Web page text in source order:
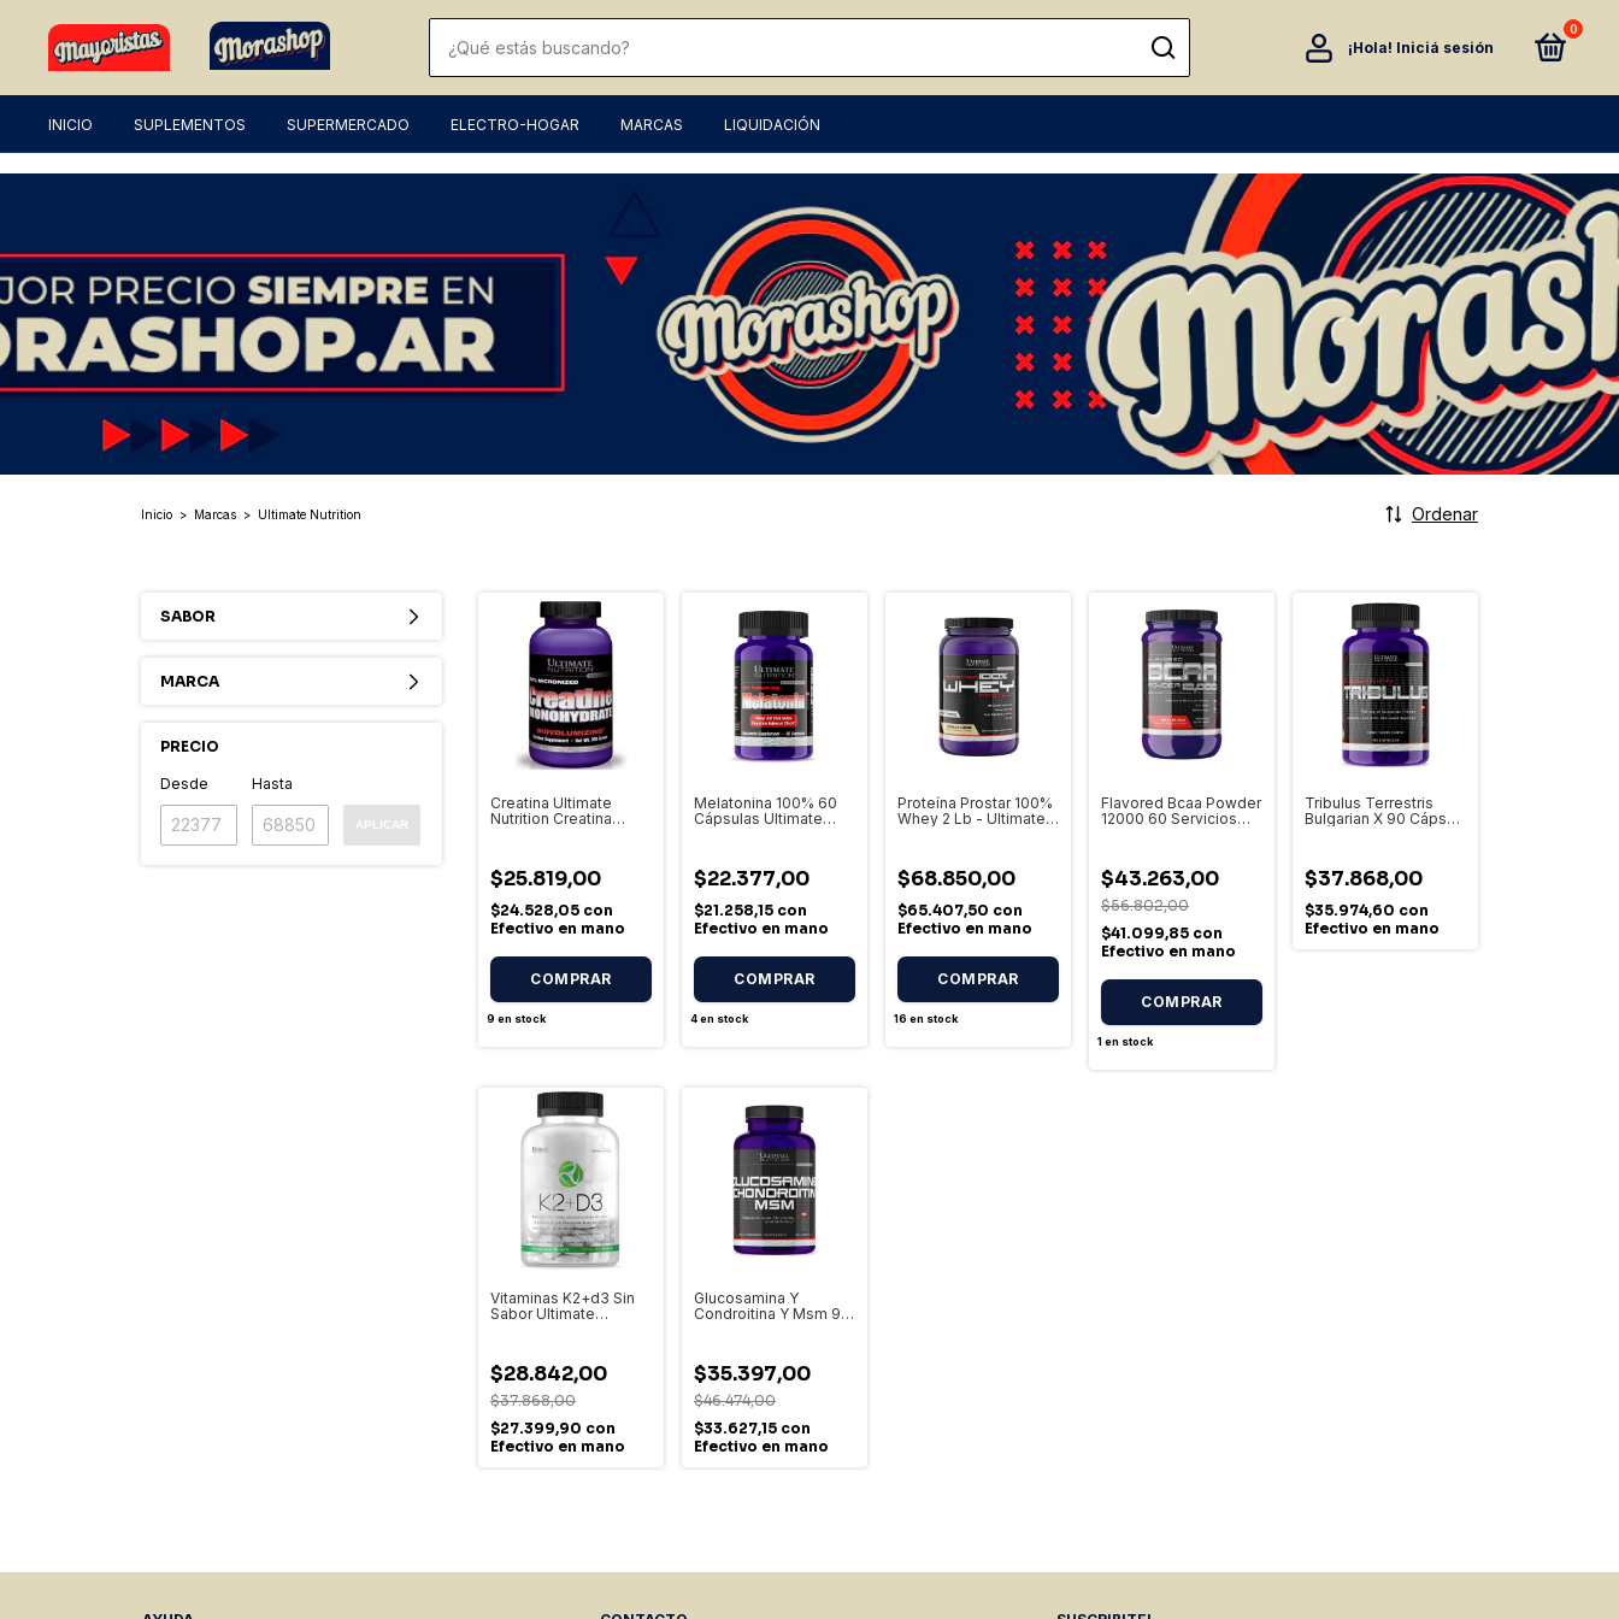
¡Hola! Iniciá sesión
0
INICIO SUPLEMENTOS SUPERMERCADO ELECTRO-HOGAR MARCAS LIQUIDACIÓN
Inicio > Marcas > Ultimate Nutrition Ordenar
SABOR
MARCA
PRECIO
Desde Hasta
APLICAR
Creatina Ultimate
Nutrition Creatina
Frasco Sin Sabor
$25.819,00
$24.528,05 con
Efectivo en mano
9 en stock
Melatonina 100% 60
Cápsulas Ultimate
$22.377,00
$21.258,15 con
Efectivo en mano
4en stock
Proteína Prostar 100%
Whey 2 Lb - Ultimate
$68.850,00
$65.407,50 con
Efectivo en mano
COMPRAR
16 en stock
Flavored Bcaa Powder
12000 60 Servicios
$43.263,00
$56.802,00
$41.099,85 con
Efectivo en mano
1 en stock
Tribulus Terrestris
Bulgarian X 90 Cáps
$37.868,00
$35.974,60 con
Efectivo en mano
Vitaminas K2+d3 Sin
Sabor Ultimate
$28.842,00
$37.868,00
$27.399,90 con
Efectivo en mano
Glucosamina Y
Condroitina Y Msm 90
$35.397,00
$46.474,00
$33.627,15 con
Efectivo en mano